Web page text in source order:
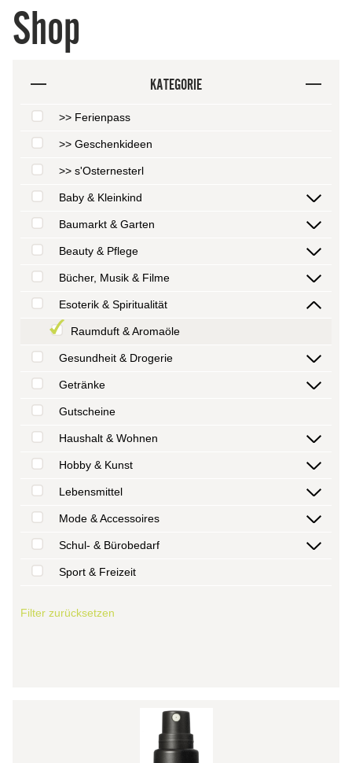
Shop
KATEGORIE
>> Ferienpass
>> Geschenkideen
>> s'Osternesterl
Baby & Kleinkind
Baumarkt & Garten
Beauty & Pflege
Bücher, Musik & Filme
Esoterik & Spiritualität
Raumduft & Aromaöle
Gesundheit & Drogerie
Getränke
Gutscheine
Haushalt & Wohnen
Hobby & Kunst
Lebensmittel
Mode & Accessoires
Schul- & Bürobedarf
Sport & Freizeit
Filter zurücksetzen